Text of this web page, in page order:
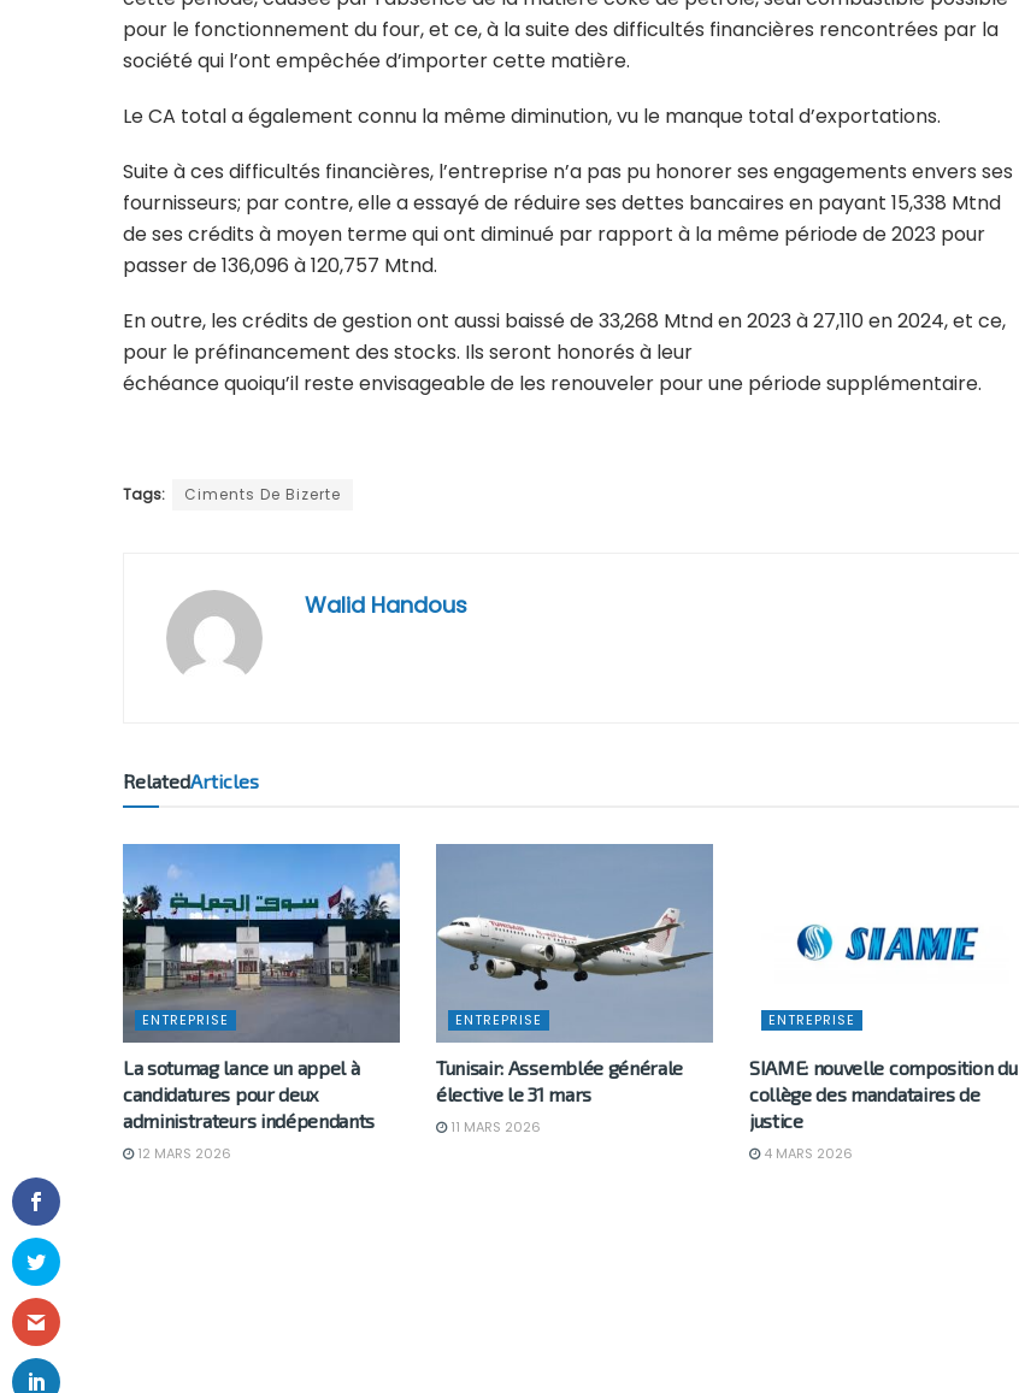
pour le fonctionnement du four, et ce, à la suite des difficultés financières rencontrées par la
société qui l’ont empêchée d’importer cette matière.
Le CA total a également connu la même diminution, vu le manque total d’exportations.
Suite à ces difficultés financières, l’entreprise n’a pas pu honorer ses engagements envers ses
fournisseurs; par contre, elle a essayé de réduire ses dettes bancaires en payant 15,338 Mtnd
de ses crédits à moyen terme qui ont diminué par rapport à la même période de 2023 pour
passer de 136,096 à 120,757 Mtnd.
En outre, les crédits de gestion ont aussi baissé de 33,268 Mtnd en 2023 à 27,110 en 2024, et ce,
pour le préfinancement des stocks. Ils seront honorés à leur
échéance quoiqu’il reste envisageable de les renouveler pour une période supplémentaire.
Tags: Ciments De Bizerte
Walid Handous
RelatedArticles
ENTREPRISE
La sotumag lance un appel à
candidatures pour deux
administrateurs indépendants
12 MARS 2026
ENTREPRISE
Tunisair: Assemblée générale
élective le 31 mars
11 MARS 2026
ENTREPRISE
SIAME: nouvelle composition du
collège des mandataires de
justice
4 MARS 2026